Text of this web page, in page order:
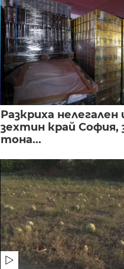
Разкриха нелегален
зехтин край София,
тона...